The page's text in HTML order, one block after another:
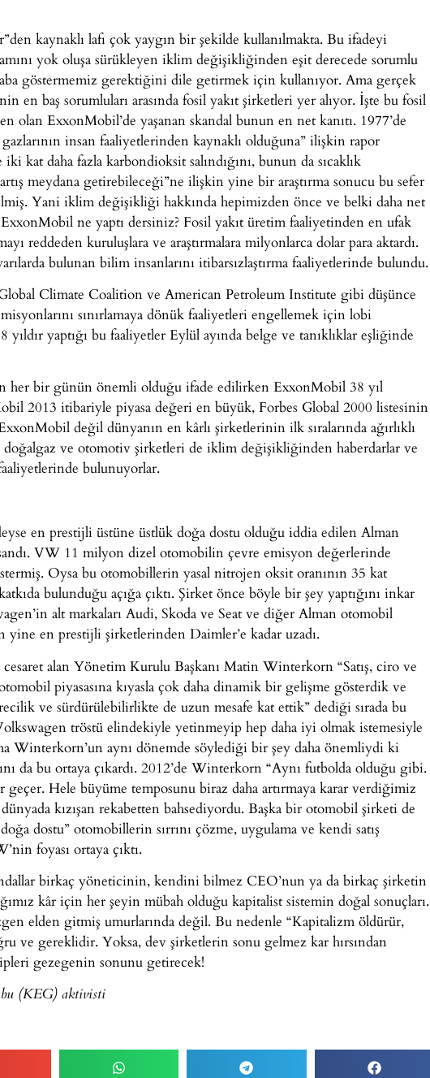
kaynaklı lafı çok yaygın bir şekilde kullanılmakta. Bu ifadeyi
yok oluşa sürükleyen iklim değişikliğinden eşit derecede sorumlu
göstermemiz gerektiğini dile getirmek için kullanıyor. Ama gerçek
en baş sorumluları arasında fosil yakıt şirketleri yer alıyor. İşte bu fosil
olan ExxonMobil’de yaşanan skandal bunun en net kanıtı. 1977’de
insan faaliyetlerinden kaynaklı olduğuna” ilişkin rapor
kat daha fazla karbondioksit salındığını, bunun da sıcaklık
meydana getirebileceği”ne ilişkin yine bir araştırma sonucu bu sefer
Yani iklim değişikliği hakkında hepimizden önce ve belki daha net
ne yaptı dersiniz? Fosil yakıt üretim faaliyetinden en ufak
reddeden kuruluşlara ve araştırmalara milyonlarca dolar para aktardı.
bulunan bilim insanlarını itibarsızlaştırma faaliyetlerinde bulundu.
Climate Coalition ve American Petroleum Institute gibi düşünce
sınırlamaya dönük faaliyetleri engellemek için lobi
yaptığı bu faaliyetler Eylül ayında belge ve tanıklıklar eşliğinde
bir günün önemli olduğu ifade edilirken ExxonMobil 38 yıl
2013 itibariyle piyasa değeri en büyük, Forbes Global 2000 listesinin
değil dünyanın en kârlı şirketlerinin ilk sıralarında ağırlıklı
ve otomotiv şirketleri de iklim değişikliğinden haberdarlar ve
bulunuyorlar.
en prestijli üstüne üstlük doğa dostu olduğu iddia edilen Alman
VW 11 milyon dizel otomobilin çevre emisyon değerlerinde
Oysa bu otomobillerin yasal nitrojen oksit oranının 35 kat
katkıda bulunduğu açığa çıktı. Şirket önce böyle bir şey yaptığını inkar
alt markaları Audi, Skoda ve Seat ve diğer Alman otomobil
yine en prestijli şirketlerinden Daimler’e kadar uzadı.
alan Yönetim Kurulu Başkanı Matin Winterkorn “Satış, ciro ve
piyasasına kıyasla çok daha dinamik bir gelişme gösterdik ve
ve sürdürülebilirlikte de uzun mesafe kat ettik” dediği sırada bu
tröstü elindekiyle yetinmeyip hep daha iyi olmak istemesiyle
Winterkorn’un aynı dönemde söylediği bir şey daha önemliydi ki
da bu ortaya çıkardı. 2012’de Winterkorn “Aynı futbolda olduğu gibi.
Hele büyüme temposunu biraz daha artırmaya karar verdiğimiz
dünyada kızışan rekabetten bahsediyordu. Başka bir otomobil şirketi de
dostu” otomobillerin sırrını çözme, uygulama ve kendi satış
foyası ortaya çıktı.
birkaç yöneticinin, kendini bilmez CEO’nun ya da birkaç şirketin
kâr için her şeyin mübah olduğu kapitalist sistemin doğal sonuçları.
elden gitmiş umurlarında değil. Bu nedenle “Kapitalizm öldürür,
ve gereklidir. Yoksa, dev şirketlerin sonu gelmez kar hırsından
gezegenin sonunu getirecek!
(KEG) aktivisti